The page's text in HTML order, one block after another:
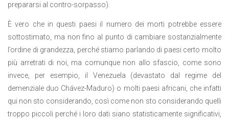
prepararsi al contro-sorpasso).
È vero che in questi paesi il numero dei morti potrebbe essere
sottostimato, ma non fino al punto di cambiare sostanzialmente
l’ordine di grandezza, perché stiamo parlando di paesi certo molto
più arretrati di noi, ma comunque non allo sfascio, come sono
invece, per esempio, il Venezuela (devastato dal regime del
demenziale duo Chávez-Maduro) o molti paesi africani, che infatti
qui non sto considerando, così come non sto considerando quelli
troppo piccoli perché i loro dati siano statisticamente significativi,